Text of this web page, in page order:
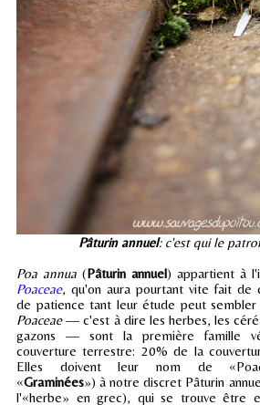
Pâturin annuel: c'est qui le
Poa annua (Pâturin annuel) appartient à
Poaceae, qu'on aura pourtant vite fait de
de patience tant leur étude peut sembler
Poaceae— c'est à dire les herbes, les
gazons — sont la première famille
couverture terrestre: 20% de la
Elles doivent leur nom de
«Graminées») à notre discret Pâturin
l'«herbe» en grec), qui se trouve être